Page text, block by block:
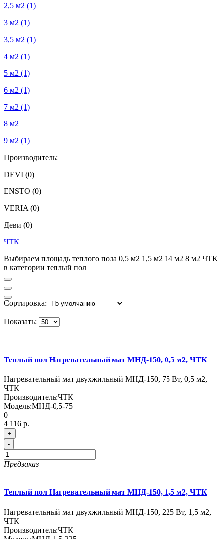
2,5 м2 (1)
3 м2 (1)
3,5 м2 (1)
4 м2 (1)
5 м2 (1)
6 м2 (1)
7 м2 (1)
8 м2
9 м2 (1)
Производитель:
DEVI (0)
ENSTO (0)
VERIA(0)
Деви (0)
ЧТК
Выбираем площадь теплого пола 0,5 м2 1,5 м2 14 м2 8 м2 ЧТК
в категории теплый пол
Сортировка:
Показать:
Теплый пол Нагревательный мат МНД-150, 0,5 м2, ЧТК
Нагревательный мат двухжильный МНД-150, 75 Вт, 0,5 м2,
ЧТК
Производитель:ЧТК
Модель:МНД-0,5-75
0
4 116 р.
+
-
Предзаказ
Теплый пол Нагревательный мат МНД-150, 1,5 м2, ЧТК
Нагревательный мат двухжильный МНД-150, 225 Вт, 1,5 м2,
ЧТК
Производитель:ЧТК